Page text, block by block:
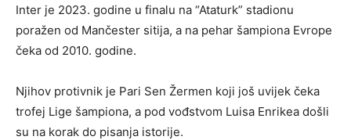
Inter je 2023. godine u finalu na “Ataturk” stadionu
poražen od Mančester sitija, a na pehar šampiona Evrope
čeka od 2010. godine.
Njihov protivnik je Pari Sen Žermen koji još uvijek čeka
trofej Lige šampiona, a pod vođstvom Luisa Enrikea došli
su na korak do pisanja istorije.